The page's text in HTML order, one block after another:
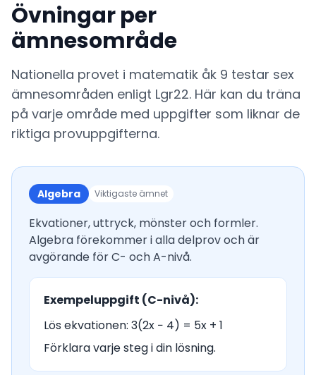
Övningar per
ämnesområde
Nationella provet i matematik åk 9 testar sex
ämnesområden enligt Lgr22. Här kan du träna
på varje område med uppgifter som liknar de
riktiga provuppgifterna.
Algebra Viktigaste ämnet
Ekvationer, uttryck, mönster och formler.
Algebra förekommer i alla delprov och är
avgörande för C- och A-nivå.
Exempeluppgift (C-nivå):
Lös ekvationen: 3(2x − 4) = 5x + 1
Förklara varje steg i din lösning.